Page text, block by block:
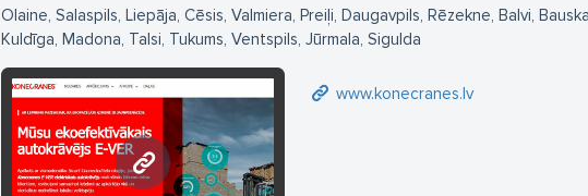
Olaine, Salaspils, Liepāja, Cēsis, Valmiera, Preiļi, Daugavpils, Rēzekne, Balvi,
Kuldīga, Madona, Talsi, Tukums, Ventspils, Jūrmala, Sigulda
www.konecranes.lv
www.konecranes.lv